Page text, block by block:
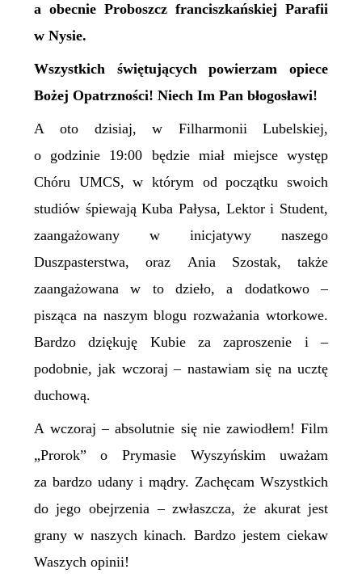
a obecnie Proboszcz franciszkańskiej Parafii
w Nysie.
Wszystkich świętujących powierzam opiece
Bożej Opatrzności! Niech Im Pan błogosławi!
A oto dzisiaj, w Filharmonii Lubelskiej,
o godzinie 19:00 będzie miał miejsce występ
Chóru UMCS, w którym od początku swoich
studiów śpiewają Kuba Pałysa, Lektor i Student,
zaangażowany w inicjatywy naszego
Duszpasterstwa, oraz Ania Szostak, także
zaangażowana w to dzieło, a dodatkowo –
pisząca na naszym blogu rozważania wtorkowe.
Bardzo dziękuję Kubie za zaproszenie i –
podobnie, jak wczoraj – nastawiam się na ucztę
duchową.
A wczoraj – absolutnie się nie zawiodłem! Film
„Prorok” o Prymasie Wyszyńskim uważam
za bardzo udany i mądry. Zachęcam Wszystkich
do jego obejrzenia – zwłaszcza, że akurat jest
grany w naszych kinach. Bardzo jestem ciekaw
Waszych opinii!